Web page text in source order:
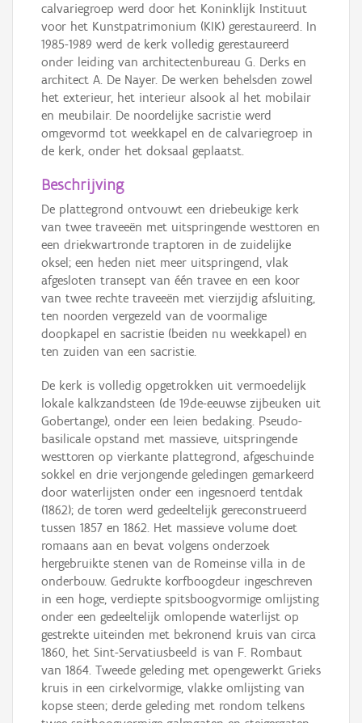
calvariegroep werd door het Koninklijk Instituut
voor het Kunstpatrimonium (KIK) gerestaureerd. In
1985-1989 werd de kerk volledig gerestaureerd
onder leiding van architectenbureau G. Derks en
architect A. De Nayer. De werken behelsden zowel
het exterieur, het interieur alsook al het mobilair
en meubilair. De noordelijke sacristie werd
omgevormd tot weekkapel en de calvariegroep in
de kerk, onder het doksaal geplaatst.
Beschrijving
De plattegrond ontvouwt een driebeukige kerk
van twee traveeën met uitspringende westtoren en
een driekwartronde traptoren in de zuidelijke
oksel; een heden niet meer uitspringend, vlak
afgesloten transept van één travee en een koor
van twee rechte traveeën met vierzijdig afsluiting,
ten noorden vergezeld van de voormalige
doopkapel en sacristie (beiden nu weekkapel) en
ten zuiden van een sacristie.
De kerk is volledig opgetrokken uit vermoedelijk
lokale kalkzandsteen (de 19de-eeuwse zijbeuken uit
Gobertange), onder een leien bedaking. Pseudo-
basilicale opstand met massieve, uitspringende
westtoren op vierkante plattegrond, afgeschuinde
sokkel en drie verjongende geledingen gemarkeerd
door waterlijsten onder een ingesnoerd tentdak
(1862); de toren werd gedeeltelijk gereconstrueerd
tussen 1857 en 1862. Het massieve volume doet
romaans aan en bevat volgens onderzoek
hergebruikte stenen van de Romeinse villa in de
onderbouw. Gedrukte korfboogdeur ingeschreven
in een hoge, verdiepte spitsboogvormige omlijsting
onder een gedeeltelijk omlopende waterlijst op
gestrekte uiteinden met bekronend kruis van circa
1860, het Sint-Servatiusbeeld is van F. Rombaut
van 1864. Tweede geleding met opengewerkt Grieks
kruis in een cirkelvormige, vlakke omlijsting van
kopse steen; derde geleding met rondom telkens